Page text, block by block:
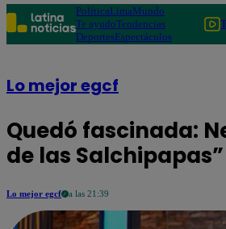
PolíticaLimaMundo
Te ayudoTendencias
DeportesEspectáculos
Lo mejor egcf
Quedó fascinada:
de las
Lo mejor egcf a las 21:39